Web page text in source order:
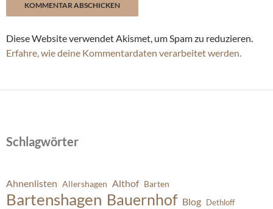
Diese Website verwendet Akismet, um Spam zu reduzieren.
Erfahre, wie deine Kommentardaten verarbeitet werden.
Schlagwörter
Ahnenlisten Allershagen Althof Barten
Bartenshagen Bauernhof Blog Dethloff